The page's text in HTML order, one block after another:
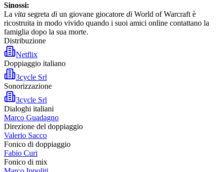
Sinossi:
La vita segreta di un giovane giocatore di World of Warcraft è
ricostruita in modo vivido quando i suoi amici online contattano la
famiglia dopo la sua morte.
Distribuzione
Netflix
Doppiaggio italiano
3cycle Srl
Sonorizzazione
3cycle Srl
Dialoghi italiani
Marco Guadagno
Direzione del doppiaggio
Valerio Sacco
Fonico di doppiaggio
Fabio Curi
Fonico di mix